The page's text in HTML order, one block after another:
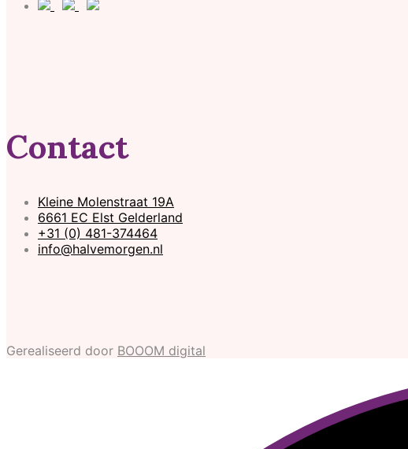
Contact
Kleine Molenstraat 19A
6661 EC Elst Gelderland
+31 (0) 481-374464
info@halvemorgen.nl
Gerealiseerd door BOOOM digital